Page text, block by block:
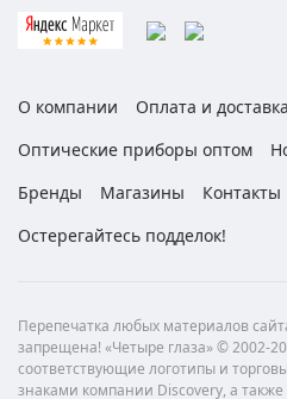
О компании
Оплата и доставка
Оптические приборы оптом
Бренды
Магазины Контакты
Остерегайтесь подделок!
Перепечатка любых материалов
запрещена! «Четыре глаза» © 2002-
соответствующие логотипы и
знаками компании Discovery, а